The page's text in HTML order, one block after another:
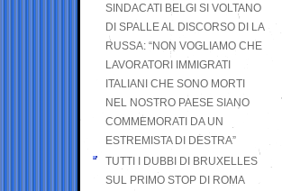
SINDACATI BELGI SI VOLTANO
DI SPALLE AL DISCORSO DI LA
RUSSA: “NON VOGLIAMO CHE
LAVORATORI IMMIGRATI
ITALIANI CHE SONO MORTI
NEL NOSTRO PAESE SIANO
COMMEMORATI DA UN
ESTREMISTA DI DESTRA”
TUTTI I DUBBI DI BRUXELLES
SUL PRIMO STOP DI ROMA